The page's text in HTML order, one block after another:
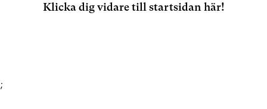
Klicka dig vidare till startsidan här!
;